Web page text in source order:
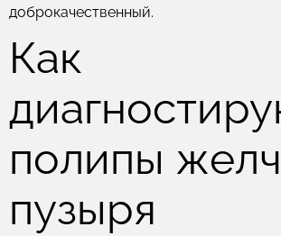
доброкачественный.
Как
полипы
пузыря